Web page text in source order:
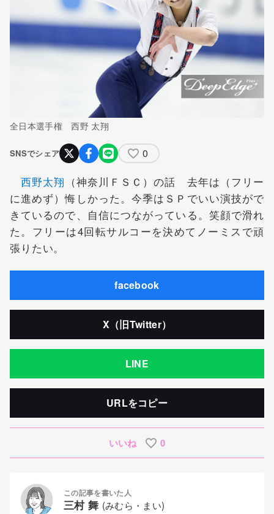
全日本選手権 西野 太翔
SNSでシェア 0
西野太翔 （神奈川ＦＳＣ）の話 去年は（フリー
に進めず）悔しかった。今季はＳＰでいい演技がで
きているので、自信につながっている。笑顔で滑れ
た。フリーは4回転サルコーを決めてノーミスで頑
張りたい。
facebook
X（旧Twitter）
LINE
URLをコピー
いいね 0
この記事を書いた人
三村 舞 (みむら・まい)